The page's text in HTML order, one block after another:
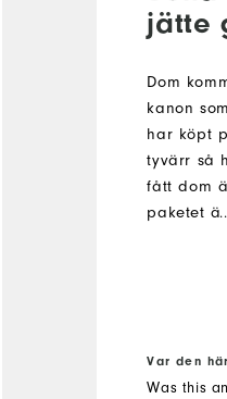
jätte
Dom
kanon
har köpt
tyvärr så
fått dom
paketet
Var den
Was this